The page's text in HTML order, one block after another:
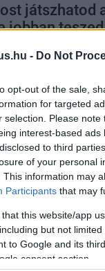
- Do Not
opt-out of the sale,
for targeted
selection. Please
interest-based
to third
of your personal
This information may
Participants that may
that this website/app
but not
to Google and its
consent section.
játszhatod
jobban
hátra a
adnak a
már egy
van
bebizonyította:
siker a